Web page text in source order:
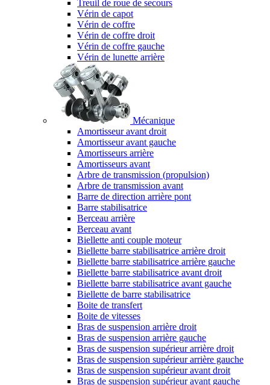
Treuil de roue de secours
Vérin de capot
Vérin de coffre
Vérin de coffre droit
Vérin de coffre gauche
Vérin de lunette arrière
Mécanique
Amortisseur avant droit
Amortisseur avant gauche
Amortisseurs arrière
Amortisseurs avant
Arbre de transmission (propulsion)
Arbre de transmission avant
Barre de direction arrière pont
Barre stabilisatrice
Berceau arrière
Berceau avant
Biellette anti couple moteur
Biellette barre stabilisatrice arrière droit
Biellette barre stabilisatrice arrière gauche
Biellette barre stabilisatrice avant droit
Biellette barre stabilisatrice avant gauche
Biellette de barre stabilisatrice
Boite de transfert
Boite de vitesses
Bras de suspension arrière droit
Bras de suspension arrière gauche
Bras de suspension supérieur arrière droit
Bras de suspension supérieur arrière gauche
Bras de suspension supérieur avant droit
Bras de suspension supérieur avant gauche